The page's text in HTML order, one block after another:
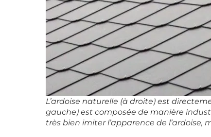
L’ardoise naturelle (à droite) est
gauche) est composée de manière
très bien imiter l’apparence de